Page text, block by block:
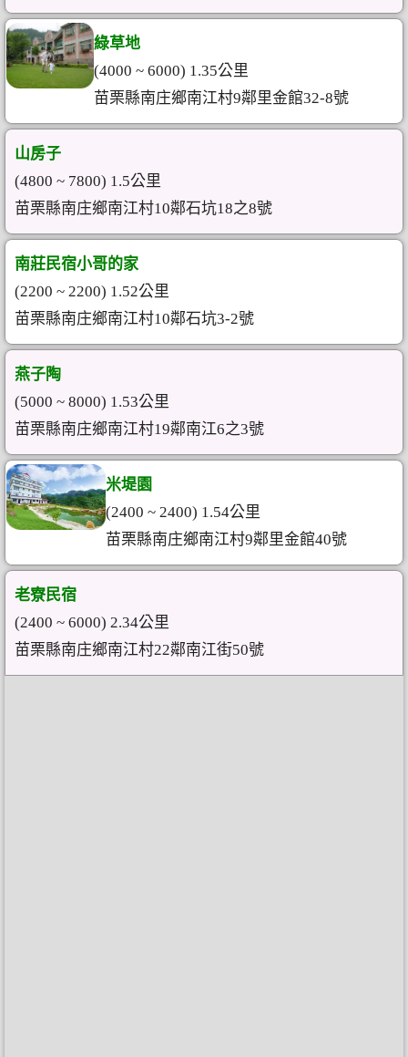
綠草地
(4000 ~ 6000) 1.35公里
苗栗縣南庄鄉南江村9鄰里金館32-8號
山房子
(4800 ~ 7800) 1.5公里
苗栗縣南庄鄉南江村10鄰石坑18之8號
南莊民宿小哥的家
(2200 ~ 2200) 1.52公里
苗栗縣南庄鄉南江村10鄰石坑3-2號
燕子陶
(5000 ~ 8000) 1.53公里
苗栗縣南庄鄉南江村19鄰南江6之3號
米堤園
(2400 ~ 2400) 1.54公里
苗栗縣南庄鄉南江村9鄰里金館40號
老寮民宿
(2400 ~ 6000) 2.34公里
苗栗縣南庄鄉南江村22鄰南江街50號